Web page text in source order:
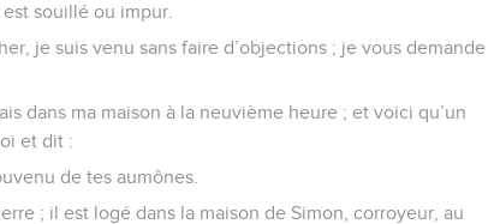
souillé ou impur.
je suis venu sans faire d’objections ; je vous demande
dans ma maison à la neuvième heure ; et voici qu’un
et dit :
de tes aumônes.
; il est logé dans la maison de Simon, corroyeur, au